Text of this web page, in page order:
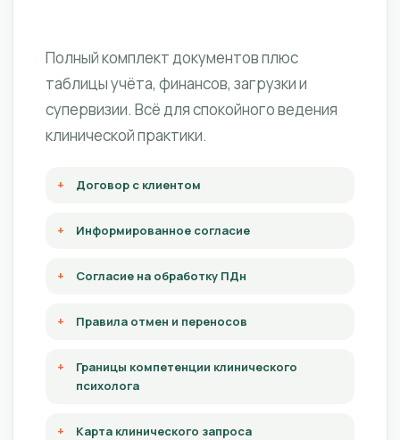
Полный комплект документов плюс
таблицы учёта, финансов, загрузки и
супервизии. Всё для спокойного ведения
клинической практики.
Договор с клиентом
Информированное согласие
Согласие на обработку ПДн
Правила отмен и переносов
Границы компетенции клинического
психолога
Карта клинического запроса